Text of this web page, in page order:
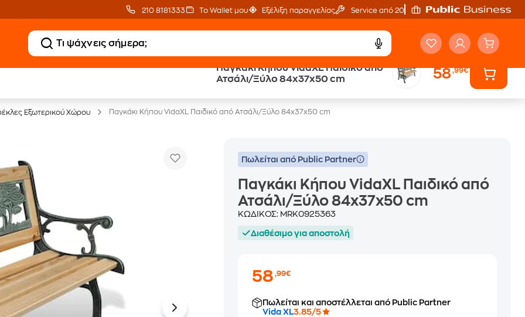
210 8181333 Το Wallet μου Εξέλιξη παραγγελίας Service από 20'
Παγκάκι Κήπου VidaXL Παιδικό από
Ατσάλι/Ξύλο 84x37x50 cm
58,99€
Εξωτερικού Χώρου Παγκάκι Κήπου VidaXL Παιδικό από Ατσάλι/Ξύλο 84x37x50 cm
Πωλείται από Public Partner
Παγκάκι Κήπου VidaXL Παιδικό από
Ατσάλι/Ξύλο 84x37x50 cm
ΚΩΔΙΚΟΣ: MRK0925363
Διαθέσιμο για αποστολή
58,99€
Πωλείται και αποστέλλεται από Public Partner
Vida XL3.85/5